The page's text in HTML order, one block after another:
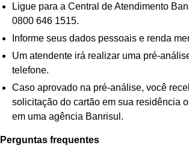
Ligue para a Central de Atendimento
0800 646 1515.
Informe seus dados pessoais e renda
Um atendente irá realizar uma pré-
telefone.
Caso aprovado na pré-análise, você
solicitação do cartão em sua residência
em uma agência Banrisul.
Perguntas frequentes